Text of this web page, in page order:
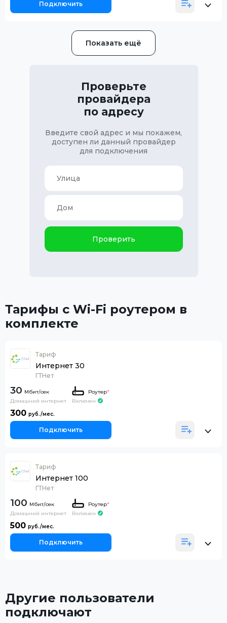
Подключить
Показать ещё
Проверьте
провайдера
по адресу
Введите свой адрес и мы покажем,
доступен ли данный провайдер
для подключения
Проверить
Тарифы с Wi-Fi роутером в
комплекте
Тариф
Интернет 30
ГТНет
30
Домашний интернет
Роутер*
Включен
300
Подключить
Тариф
Интернет 100
ГТНет
100
Домашний интернет
Роутер*
Включен
500
Подключить
Другие пользователи
подключают